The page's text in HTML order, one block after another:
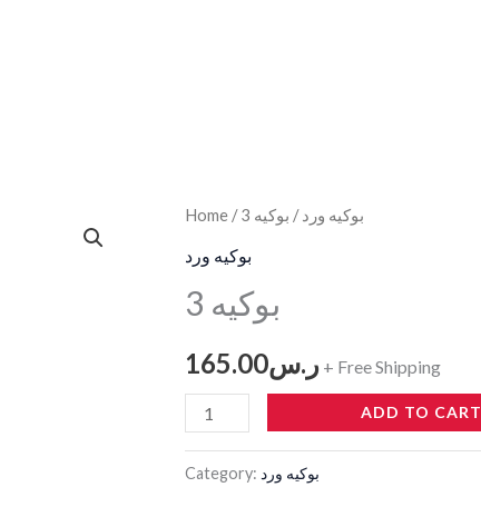
Home / بوكيه ورد/ بوكيه 3
بوكيه ورد
بوكيه 3
ر.س165.00 + Free Shipping
بوكيه
ADD TO CART
Category: بوكيه ورد